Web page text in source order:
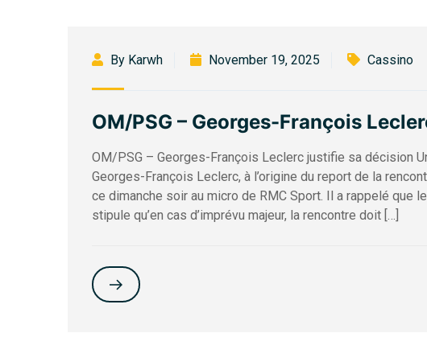
By Karwh November 19, 2025 Cassino
OM/PSG – Georges-François
OM/PSG – Georges-François Leclerc justifie sa décision
Georges-François Leclerc, à l’origine du report de la
ce dimanche soir au micro de RMC Sport. Il a rappelé que
stipule qu’en cas d’imprévu majeur, la rencontre doit […]